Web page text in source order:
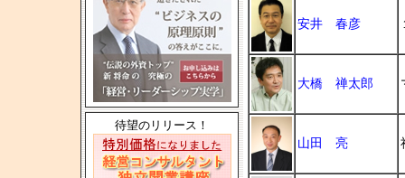
待望のリリース！
安井 春彦
大橋 禅太郎
山田 亮